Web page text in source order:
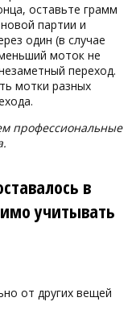
оставьте грамм
партии и
один (в случае
моток не
переход.
мотки разных
профессиональные
в
учитывать
от других вещей